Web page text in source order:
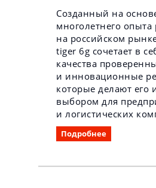
Созданный на
многолетнего опыта
на российском
tiger 6g сочетает в
качества
и инновационные
которые делают его
выбором для
и логистических
Подробнее